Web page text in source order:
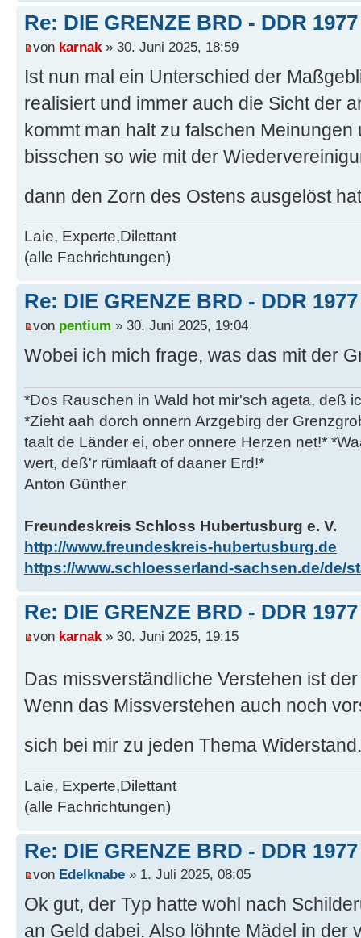
Re: DIE GRENZE BRD - DDR
von karnak » 30. Juni 2025, 18:59
Ist nun mal ein Unterschied der
realisiert und immer auch die Sicht der
kommt man halt zu falschen Meinungen
bisschen so wie mit der
dann den Zorn des Ostens ausgelöst
Laie, Experte,Dilettant
(alle Fachrichtungen)
Re: DIE GRENZE BRD - DDR
von pentium » 30. Juni 2025, 19:04
Wobei ich mich frage, was das mit der
*Dos Rauschen in Wald hot mir'sch ageta, deß
*Zieht aah dorch onnern Arzgebirg der
taalt de Länder ei, ober onnere Herzen net!*
wert, deß'r rümlaaft of daaner Erd!*
Anton Günther
Freundeskreis Schloss Hubertusburg e. V.
http://www.freundeskreis-hubertusburg.de
https://www.schloesserland-sachsen.de/de/
Re: DIE GRENZE BRD - DDR
von karnak » 30. Juni 2025, 19:15
Das missverständliche Verstehen ist
Wenn das Missverstehen auch noch
sich bei mir zu jeden Thema
Laie, Experte,Dilettant
(alle Fachrichtungen)
Re: DIE GRENZE BRD - DDR
von Edelknabe » 1. Juli 2025, 08:05
Ok gut, der Typ hatte wohl nach
an Geld dabei. Also löhnte Mädel in der